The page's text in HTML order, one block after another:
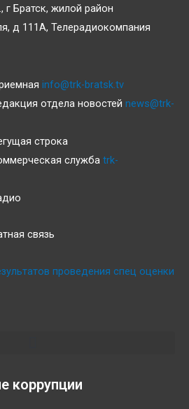
г Братск, жилой район
д 111А, Телерадиокомпания
info@trk-bratsk.tv
отдела новостей news@trk-
строка
служба trk-
связь
проведения спец оценки
коррупции